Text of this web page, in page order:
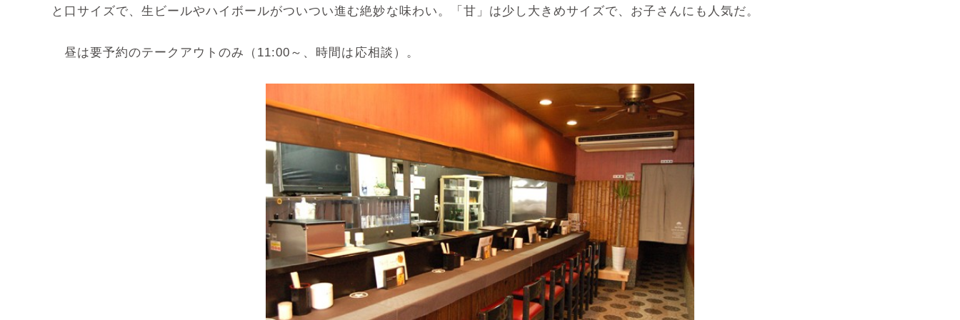
と口サイズで、生ビールやハイボールがついつい進む絶妙な味わい。「甘」は少し大きめサイズで、お子さんにも人気だ。
昼は要予約のテークアウトのみ（11:00～、時間は応相談）。